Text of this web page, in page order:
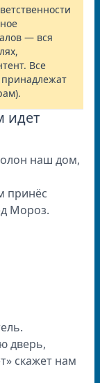
— вся
Все
идет
наш дом,
принёс
Мороз.
дверь,
скажет нам